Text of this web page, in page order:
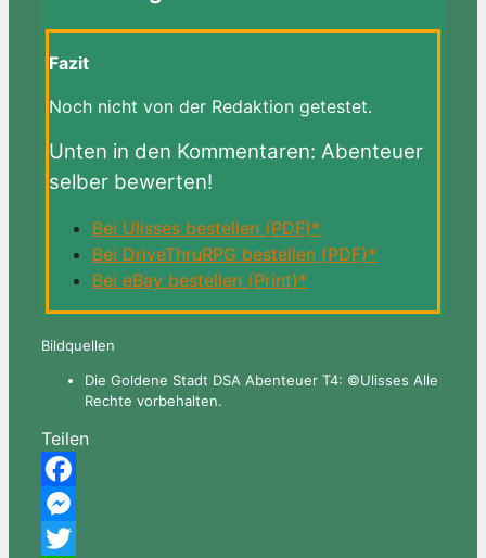
Fazit
Noch nicht von der Redaktion getestet.
Unten in den Kommentaren: Abenteuer
selber bewerten!
Bei Ulisses bestellen (PDF)*
Bei DriveThruRPG bestellen (PDF)*
Bei eBay bestellen (Print)*
Bildquellen
Die Goldene Stadt DSA Abenteuer T4: ©Ulisses Alle
Rechte vorbehalten.
Teilen
Facebook
Messenger